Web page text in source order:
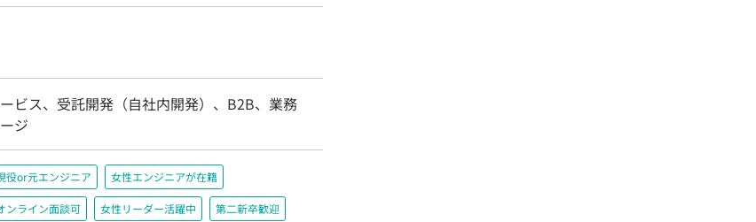
ビス、受託開発（自社内開発）、B2B、業務
ジ
役or元エンジニア 女性エンジニアが在籍
ンライン面談可 女性リーダー活躍中 第二新卒歓迎